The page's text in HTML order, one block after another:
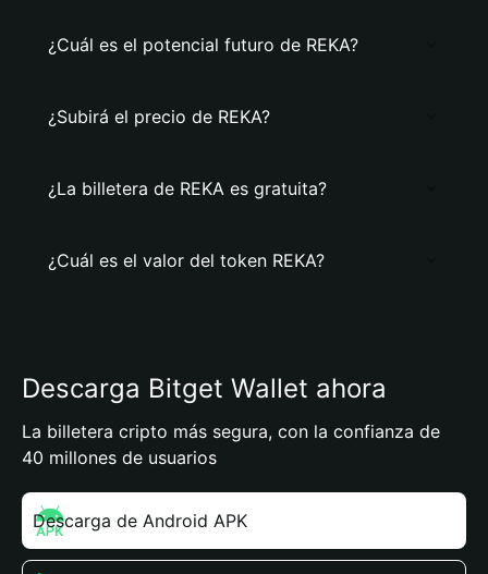
¿Cuál es el potencial futuro de REKA?
¿Subirá el precio de REKA?
¿La billetera de REKA es gratuita?
¿Cuál es el valor del token REKA?
Descarga Bitget Wallet ahora
La billetera cripto más segura, con la confianza de
40 millones de usuarios
Descarga de Android APK